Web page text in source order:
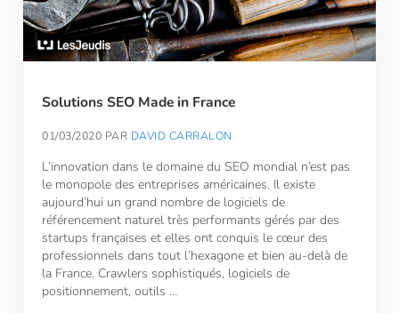
Solutions SEO Made in France
01/03/2020 PAR DAVID CARRALON
L’innovation dans le domaine du SEO mondial n’est pas
le monopole des entreprises américaines. Il existe
aujourd’hui un grand nombre de logiciels de
référencement naturel très performants gérés par des
startups françaises et elles ont conquis le cœur des
professionnels dans tout l’hexagone et bien au-delà de
la France. Crawlers sophistiqués, logiciels de
positionnement, outils …